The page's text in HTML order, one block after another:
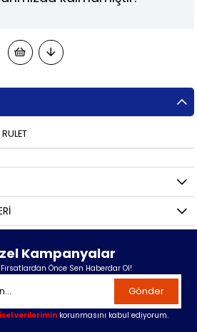
Kampanyalar
Önce Sen Haberdar Ol!
Gönder
verilerimin korunmasını kabul ediyorum.